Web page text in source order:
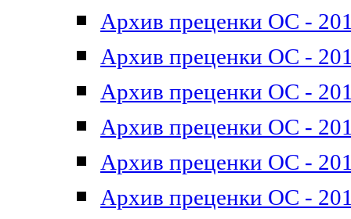
Архив преценки ОС -
Архив преценки ОС -
Архив преценки ОС -
Архив преценки ОС -
Архив преценки ОС -
Архив преценки ОС -